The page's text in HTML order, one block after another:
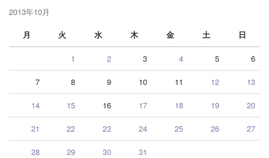
2013年10月
月
火 水 木 金 土 日
1 2 3 4 5 6
7 8 9 10 11 12 13
14 15 16 17 18 19 20
21 22 23 24 25 26 27
28 29 30 31